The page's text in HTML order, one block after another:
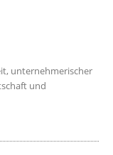
unternehmerischer
und